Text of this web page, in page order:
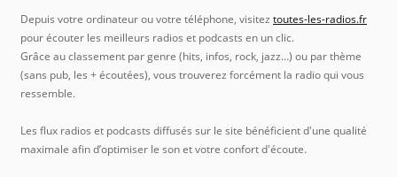
Depuis votre ordinateur ou votre téléphone, visitez toutes-les-radios.fr
pour écouter les meilleurs radios et podcasts en un clic.
Grâce au classement par genre (hits, infos, rock, jazz…) ou par thème
(sans pub, les + écoutées), vous trouverez forcément la radio qui vous
ressemble.
Les flux radios et podcasts diffusés sur le site bénéficient d'une qualité
maximale afin d’optimiser le son et votre confort d'écoute.